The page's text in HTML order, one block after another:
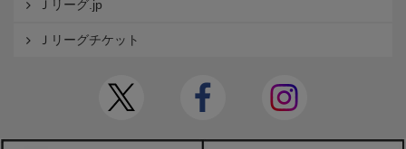
Ｊリーグ.jp
Ｊリーグチケット